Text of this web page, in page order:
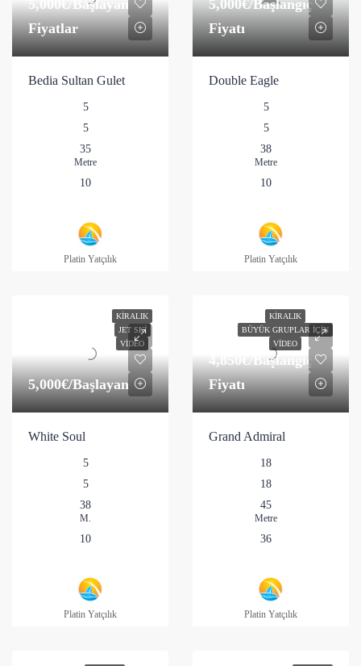
5,000€/Başlayan
Fiyatlar
Bedia Sultan Gulet
5
5
35
Metre
10
Platin Yatçılık
5,000€/Başlangıç
Fiyatı
Double Eagle
5
5
38
Metre
10
Platin Yatçılık
KIRALIK
JET SKI
VIDEO
5,000€/Başlayan
White Soul
5
5
38
M.
10
Platin Yatçılık
KIRALIK
BÜYÜK GRUPLAR İÇIN
VIDEO
4,850€/Başlangıç
Fiyatı
Grand Admiral
18
18
45
Metre
36
Platin Yatçılık